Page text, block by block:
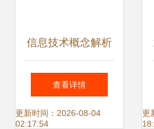
信息技术概念解析
2024年3月12日值
得关注的龙头股
查看详情
更新时间：2026-08-04
02:17:54
更